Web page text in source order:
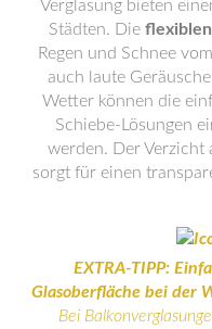
Verglasung bieten
Städten. Die
Regen und Schnee
auch laute
Wetter können die
Schiebe-Lösungen
werden. Der Verzicht
sorgt für einen
EXTRA-TIPP:
Glasoberfläche bei der
Bei